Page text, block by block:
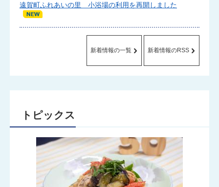
遠賀町ふれあいの里 小浴場の利用を再開しました
新着情報の一覧 新着情報のRSS
トピックス